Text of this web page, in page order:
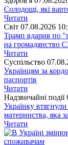
Солодощі, які
Читати
Свiт 07.08.2026
Трамп вдарив по
на громадянство
Читати
Суспiльство
Українцям за
паспортів
Читати
Надзвичайні події
Українку
материнства, яка
Читати